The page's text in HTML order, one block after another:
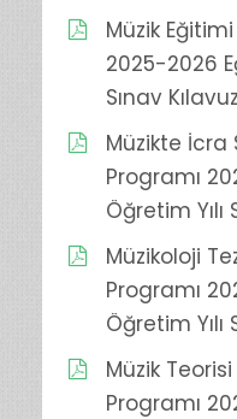
Müzik
2025-2026
Sınav
Müzikte
Programı
Öğretim Yılı
Müzikoloji
Programı
Öğretim Yılı
Müzik
Programı